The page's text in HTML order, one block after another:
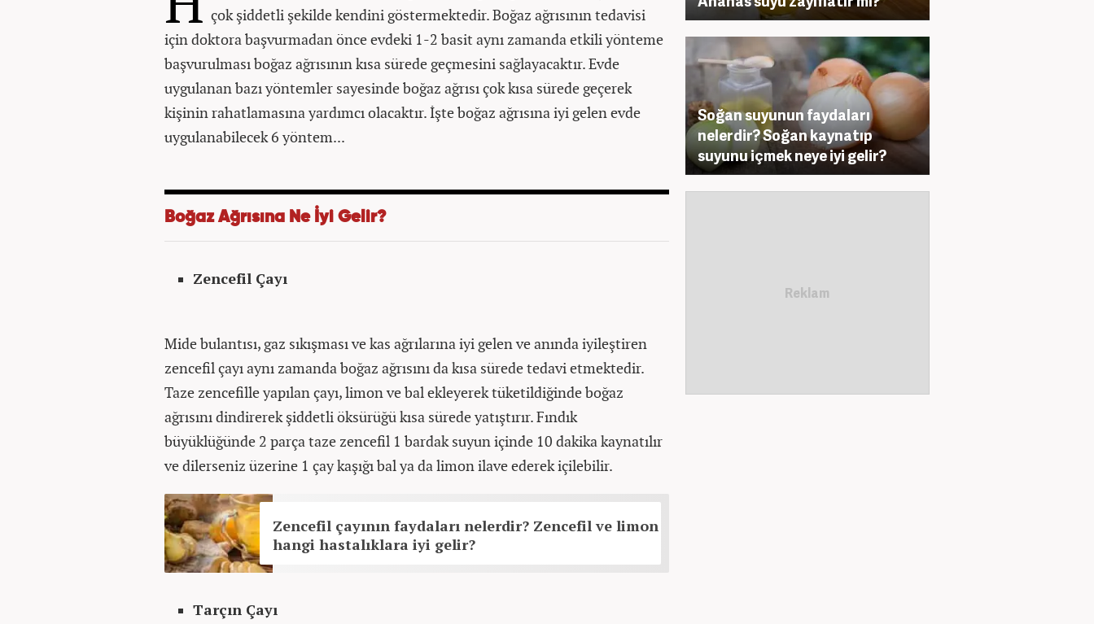
çok şiddetli şekilde kendini göstermektedir. Boğaz ağrısının tedavisi
için doktora başvurmadan önce evdeki 1-2 basit aynı zamanda etkili yönteme
başvurulması boğaz ağrısının kısa sürede geçmesini sağlayacaktır. Evde
uygulanan bazı yöntemler sayesinde boğaz ağrısı çok kısa sürede geçerek
kişinin rahatlamasına yardımcı olacaktır. İşte boğaz ağrısına iyi gelen evde
uygulanabilecek 6 yöntem...
Boğaz Ağrısına Ne İyi Gelir?
Zencefil Çayı
Mide bulantısı, gaz sıkışması ve kas ağrılarına iyi gelen ve anında iyileştiren
zencefil çayı aynı zamanda boğaz ağrısını da kısa sürede tedavi etmektedir.
Taze zencefille yapılan çayı, limon ve bal ekleyerek tüketildiğinde boğaz
ağrısını dindirerek şiddetli öksürüğü kısa sürede yatıştırır. Fındık
büyüklüğünde 2 parça taze zencefil 1 bardak suyun içinde 10 dakika kaynatılır
ve dilerseniz üzerine 1 çay kaşığı bal ya da limon ilave ederek içilebilir.
Zencefil çayının faydaları nelerdir? Zencefil ve limon
hangi hastalıklara iyi gelir?
Tarçın Çayı
Soğan suyunun faydaları
nelerdir? Soğan kaynatıp
suyunu içmek neye iyi gelir?